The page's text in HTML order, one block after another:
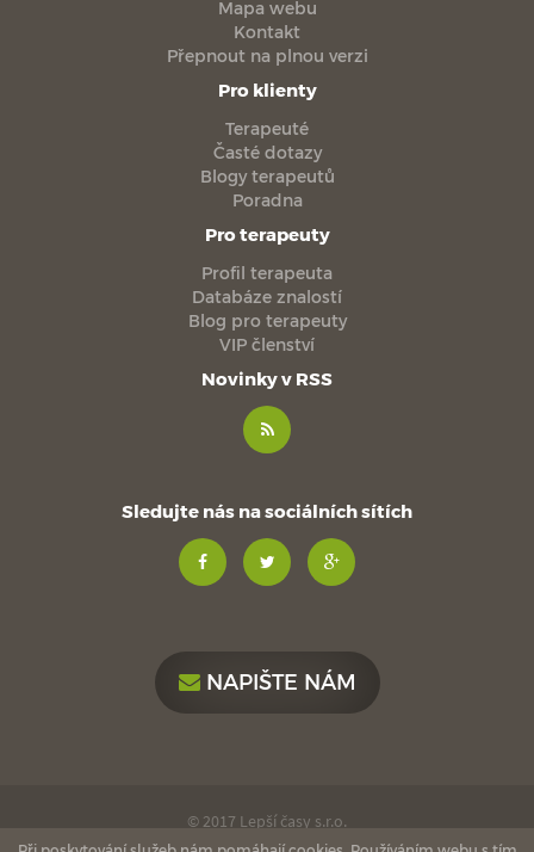
Mapa webu
Kontakt
Přepnout na plnou verzi
Pro klienty
Terapeuté
Časté dotazy
Blogy terapeutů
Poradna
Pro terapeuty
Profil terapeuta
Databáze znalostí
Blog pro terapeuty
VIP členství
Novinky v RSS
Sledujte nás na sociálních sítích
NAPIŠTE NÁM
© 2017 Lepší časy s.r.o.